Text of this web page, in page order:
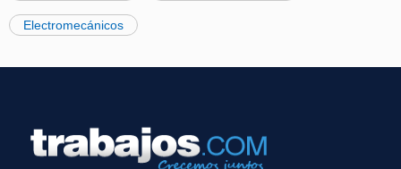
Electromecánicos